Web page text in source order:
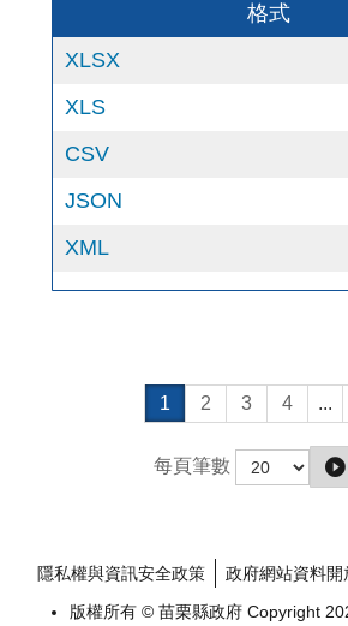
格式
XLSX
XLS
CSV
JSON
XML
1 2 3 4 ...
每頁筆數
隱私權與資訊安全政策
政府網站資料開
版權所有 © 苗栗縣政府 Copyright